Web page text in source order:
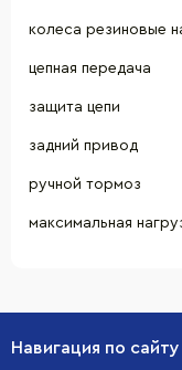
колеса резиновые
цепная передача
защита цепи
задний привод
ручной тормоз
максимальная
Навигация по сайту